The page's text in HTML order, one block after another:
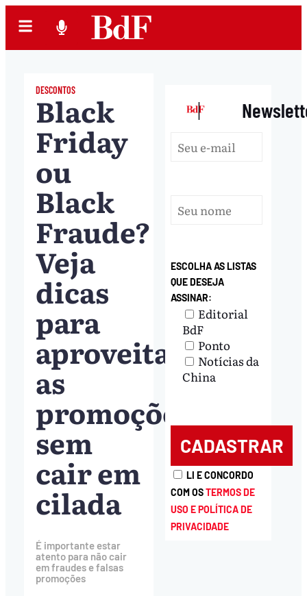
DESCONTOS
Black
Friday
ou
Black
Fraude?
Veja
dicas
para
aproveitar
as
promoções
sem
cair em
cilada
É importante estar
atento para não cair
em fraudes e falsas
promoções
|
ESCOLHA AS LISTAS
QUE DESEJA
ASSINAR:
Editorial
BdF
Ponto
Notícias da
China
LI E CONCORDO
COM OSTERMOS DE
USO E POLÍTICA DE
PRIVACIDADE